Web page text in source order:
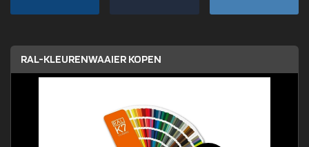
RAL-KLEURENWAAIER KOPEN